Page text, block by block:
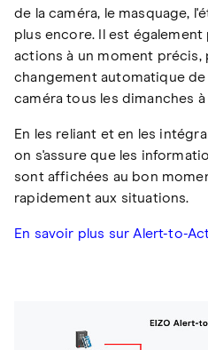
de la caméra, le masquage,
plus encore. Il est
actions à un moment précis,
changement automatique
caméra tous les dimanches à
En les reliant et en les
on s'assure que les
sont affichées au bon
rapidement aux situations.
En savoir plus sur Alert-to-